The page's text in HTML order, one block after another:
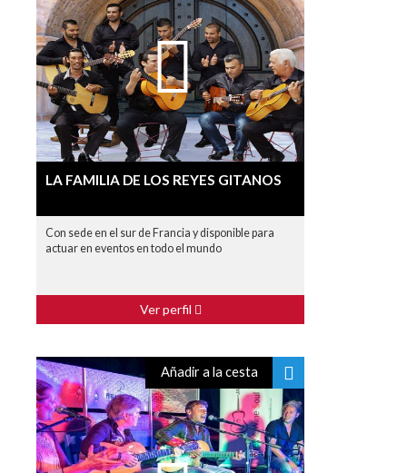
LA FAMILIA DE LOS REYES GITANOS
Con sede en el sur de Francia y disponible para
actuar en eventos en todo el mundo
Ver perfil
Añadir a la cesta